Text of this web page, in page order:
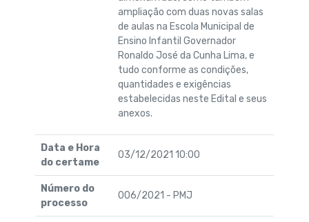
ampliação com duas novas salas
de aulas na Escola Municipal de
Ensino Infantil Governador
Ronaldo José da Cunha Lima, e
tudo conforme as condições,
quantidades e exigências
estabelecidas neste Edital e seus
anexos.
Data e Hora
do certame
03/12/2021 10:00
Número do
processo
006/2021 - PMJ